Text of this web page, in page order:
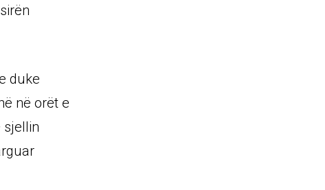
duke
në orët e
sjellin